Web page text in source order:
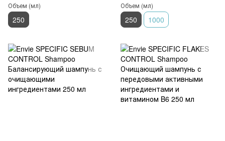
Объем (мл)
250
Объем (мл)
250 1000